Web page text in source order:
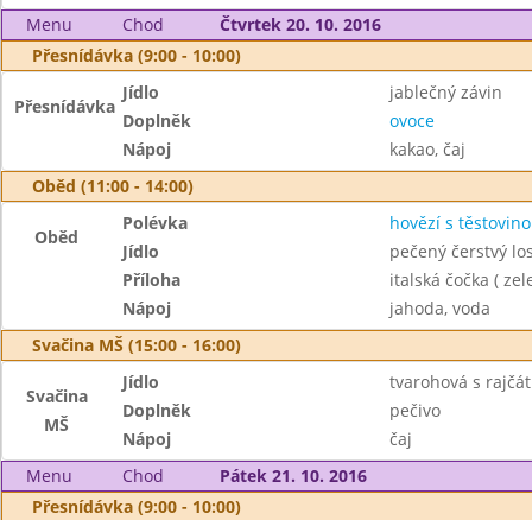
Menu
Chod
Čtvrtek 20. 10. 2016
Přesnídávka (9:00 - 10:00)
Přesnídávka
Jídlo
jablečný závin
Doplněk
ovoce
Nápoj
kakao, čaj
Oběd (11:00 - 14:00)
Oběd
Polévka
hovězí s
Jídlo
pečený čerstvý
Příloha
italská čočka (
Nápoj
jahoda, voda
Svačina MŠ (15:00 - 16:00)
Svačina
MŠ
Jídlo
tvarohová s
Doplněk
pečivo
Nápoj
čaj
Menu
Chod
Pátek 21. 10. 2016
Přesnídávka (9:00 - 10:00)